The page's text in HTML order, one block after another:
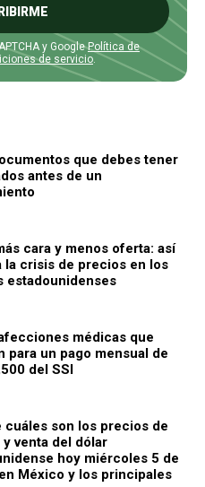
y GooglePolítica de
de servicio
que debes tener
antes de un
cara y menos oferta: así
la crisis de precios en los
estadounidenses
médicas que
para un pago mensual de
del SSI
cuáles son los precios de
y venta del dólar
hoy miércoles 5 de
México y los principales